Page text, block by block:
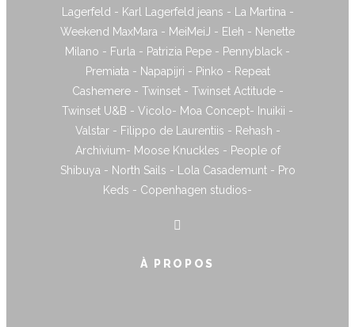
Lagerfeld - Karl Lagerfeld jeans - La Martina -
Weekend MaxMara - MeiMeiJ - Eleh - Nenette
Milano - Furla - Patrizia Pepe - Pennyblack -
Premiata - Napapijri - Pinko - Repeat
Cashemere - Twinset - Twinset Actitude -
Twinset U&B - Vicolo- Moa Concept- Inuikii -
Valstar - Filippo de Laurentiis - Rehash -
Archivium- Moose Knuckles - People of
Shibuya - North Sails - Lola Casademunt - Pro
Keds - Copenhagen studios-
À PROPOS